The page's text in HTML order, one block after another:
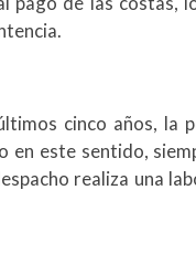
cinco años, la
este sentido,
realiza una